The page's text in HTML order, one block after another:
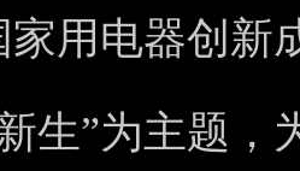
家用电器创新
生”为主题，